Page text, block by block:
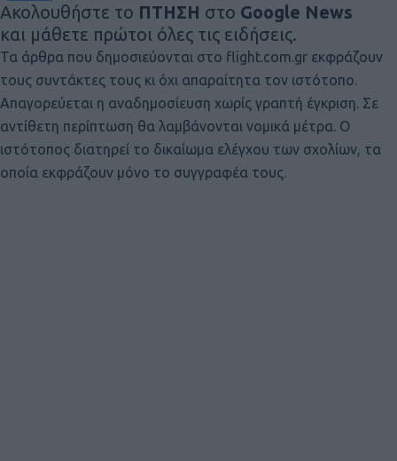
Ακολουθήστε το ΠΤΗΣΗ στο Google News
και μάθετε πρώτοι όλες τις ειδήσεις.
Τα άρθρα που δημοσιεύονται στο flight.com.gr εκφράζουν
τους συντάκτες τους κι όχι απαραίτητα τον ιστότοπο.
Απαγορεύεται η αναδημοσίευση χωρίς γραπτή έγκριση. Σε
αντίθετη περίπτωση θα λαμβάνονται νομικά μέτρα. Ο
ιστότοπος διατηρεί το δικαίωμα ελέγχου των σχολίων, τα
οποία εκφράζουν μόνο το συγγραφέα τους.